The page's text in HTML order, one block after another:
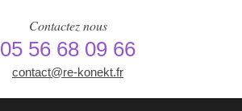
Contactez nous
05 56 68 09 66
contact@re-konekt.fr